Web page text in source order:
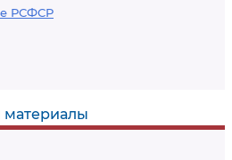
РСФСР
материалы